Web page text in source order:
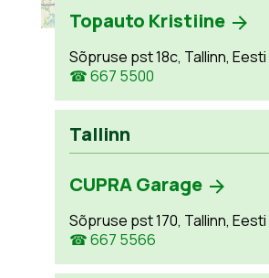
Leaflet
Topauto Kristiine
Sõpruse pst 18c, Tallinn, Eesti
☎ 667 5500
Tallinn
CUPRA Garage
Sõpruse pst 170, Tallinn, Eesti
☎ 667 5566